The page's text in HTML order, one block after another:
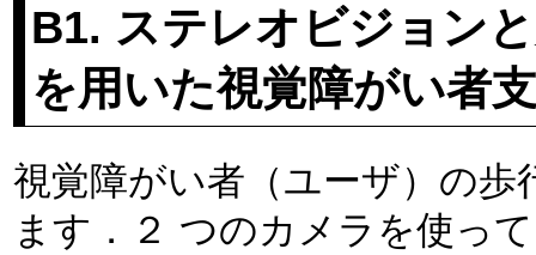
B1. ステレオビジョン
を用いた視覚障がい者
視覚障がい者（ユーザ）の
ます．２ つのカメラを使っ